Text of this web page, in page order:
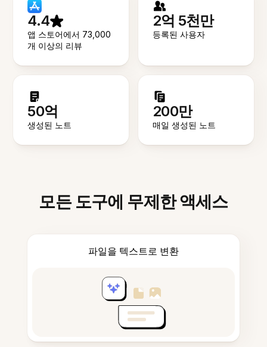
4.4
앱 스토어에서 73,000
개 이상의 리뷰
2억 5천만
등록된 사용자
50억
생성된 노트
200만
매일 생성된 노트
모든 도구에 무제한 액세스
파일을 텍스트로 변환